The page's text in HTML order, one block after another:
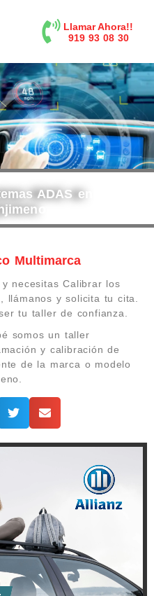
Llamar Ahora!!
919 93 08 30
ADAS en
Multimarca
necesitas Calibrar los
llámanos y solicita tu cita.
tu taller de confianza.
somos un taller
y calibración de
de la marca o modelo